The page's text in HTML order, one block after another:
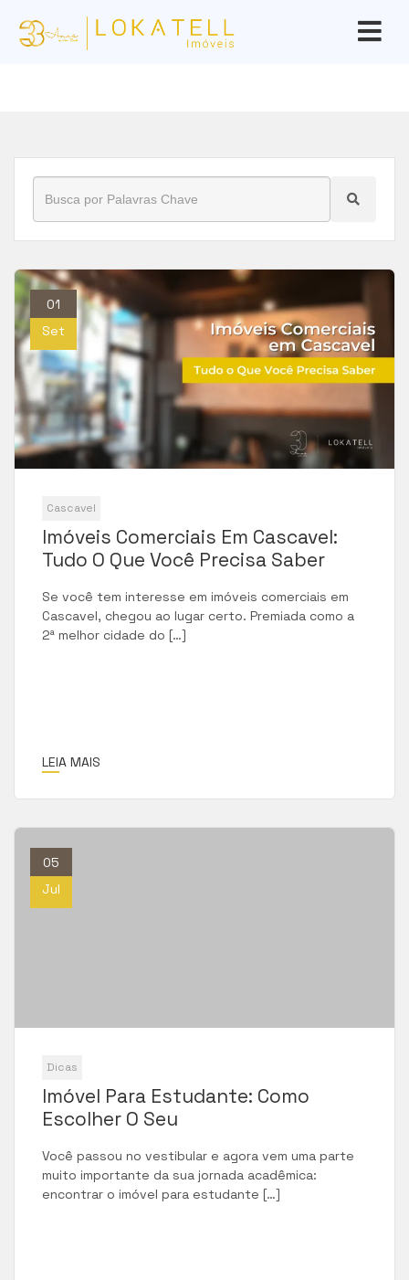
Início Blog » imóveis
01
Set
Cascavel
Imóveis Comerciais Em Cascavel:
Tudo O Que Você Precisa Saber
Se você tem interesse em imóveis comerciais em
Cascavel, chegou ao lugar certo. Premiada como a
2ª melhor cidade do […]
LEIA MAIS
05
Jul
Dicas
Imóvel Para Estudante: Como
Escolher O Seu
Você passou no vestibular e agora vem uma parte
muito importante da sua jornada acadêmica:
encontrar o imóvel para estudante […]